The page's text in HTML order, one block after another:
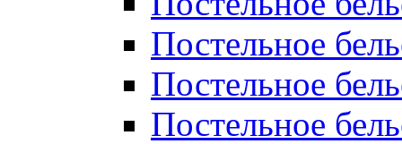
Постельное
Постельное
Постельное